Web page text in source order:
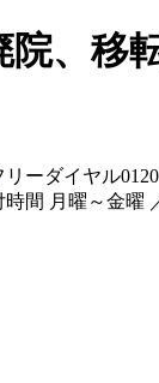
、移
時間 月曜～金曜